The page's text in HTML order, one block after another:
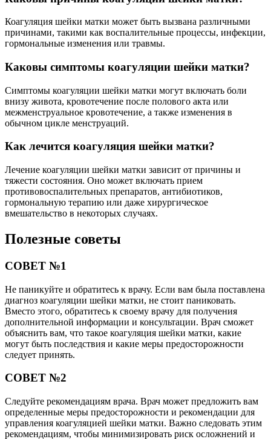
Коагуляция шейки матки может быть вызвана различными
причинами, такими как воспалительные процессы, инфекции,
гормональные изменения или травмы.
Каковы симптомы коагуляции шейки матки?
Симптомы коагуляции шейки матки могут включать боли
внизу живота, кровотечение после полового акта или
межменструальное кровотечение, а также изменения в
обычном цикле менструаций.
Как лечится коагуляция шейки матки?
Лечение коагуляции шейки матки зависит от причины и
тяжести состояния. Оно может включать прием
противовоспалительных препаратов, антибиотиков,
гормональную терапию или даже хирургическое
вмешательство в некоторых случаях.
Полезные советы
СОВЕТ №1
Не паникуйте и обратитесь к врачу. Если вам была поставлена
диагноз коагуляции шейки матки, не стоит паниковать.
Вместо этого, обратитесь к своему врачу для получения
дополнительной информации и консультации. Врач сможет
объяснить вам, что такое коагуляция шейки матки, какие
могут быть последствия и какие меры предосторожности
следует принять.
СОВЕТ №2
Следуйте рекомендациям врача. Врач может предложить вам
определенные меры предосторожности и рекомендации для
управления коагуляцией шейки матки. Важно следовать этим
рекомендациям, чтобы минимизировать риск осложнений и